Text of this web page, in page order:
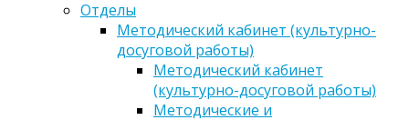
Отделы
Методический кабинет (культурно-
досуговой работы)
Методический кабинет
(культурно-досуговой работы)
Методические и